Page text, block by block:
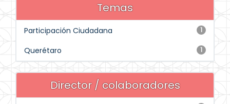
Temas
1
Participación Ciudadana
1
Querétaro
Director / colaboradores